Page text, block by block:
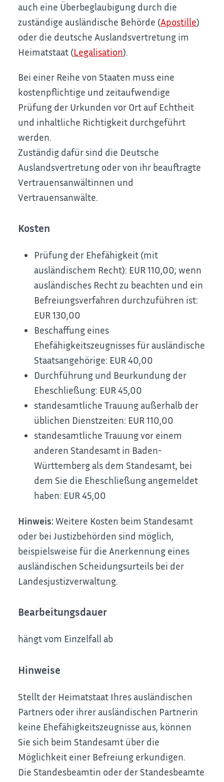
auch eine Überbeglaubigung durch die
zuständige ausländische Behörde (Apostille)
oder die deutsche Auslandsvertretung im
Heimatstaat (Legalisation).
Bei einer Reihe von Staaten muss eine
kostenpflichtige und zeitaufwendige
Prüfung der Urkunden vor Ort auf Echtheit
und inhaltliche Richtigkeit durchgeführt
werden.
Zuständig dafür sind die Deutsche
Auslandsvertretung oder von ihr beauftragte
Vertrauensanwältinnen und
Vertrauensanwälte.
Kosten
Prüfung der Ehefähigkeit (mit
ausländischem Recht): EUR 110,00;wenn
ausländisches Recht zu beachten und ein
Befreiungsverfahren durchzuführen ist:
EUR 130,00
Beschaffung eines
Ehefähigkeitszeugnisses für ausländische
Staatsangehörige: EUR 40,00
Durchführung und Beurkundung der
Eheschließung: EUR 45,00
standesamtliche Trauung außerhalb der
üblichen Dienstzeiten: EUR 110,00
standesamtliche Trauung vor einem
anderen Standesamt in Baden-
Württemberg als dem Standesamt, bei
dem Sie die Eheschließung angemeldet
haben: EUR 45,00
Hinweis:Weitere Kosten beim Standesamt
oder bei Justizbehörden sind möglich,
beispielsweise für die Anerkennung eines
ausländischen Scheidungsurteils bei der
Landesjustizverwaltung.
Bearbeitungsdauer
hängt vom Einzelfall ab
Hinweise
Stellt der Heimatstaat Ihres ausländischen
Partners oder ihrer ausländischen Partnerin
keine Ehefähigkeitszeugnisse aus, können
Sie sich beim Standesamt über die
Möglichkeit einer Befreiung erkundigen.
Die Standesbeamtin oder der Standesbeamte